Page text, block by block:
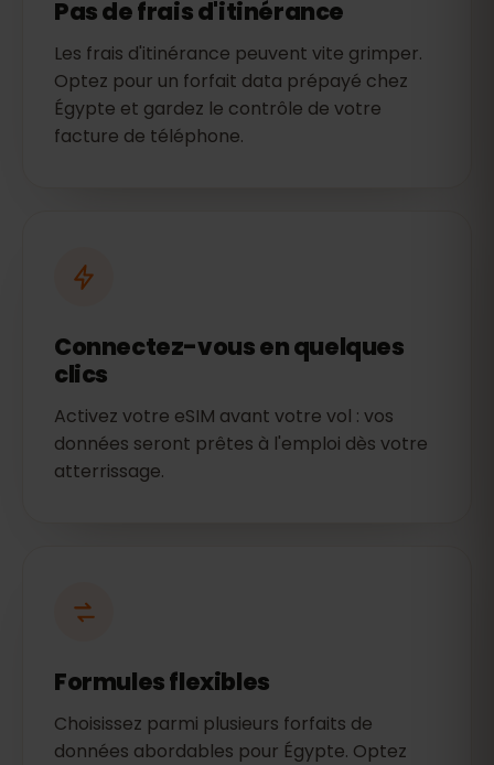
Pas de frais d'itinérance
Les frais d'itinérance peuvent vite grimper.
Optez pour un forfait data prépayé chez
Égypte et gardez le contrôle de votre
facture de téléphone.
Connectez-vous en quelques
clics
Activez votre eSIM avant votre vol : vos
données seront prêtes à l'emploi dès votre
atterrissage.
Formules flexibles
Choisissez parmi plusieurs forfaits de
données abordables pour Égypte. Optez